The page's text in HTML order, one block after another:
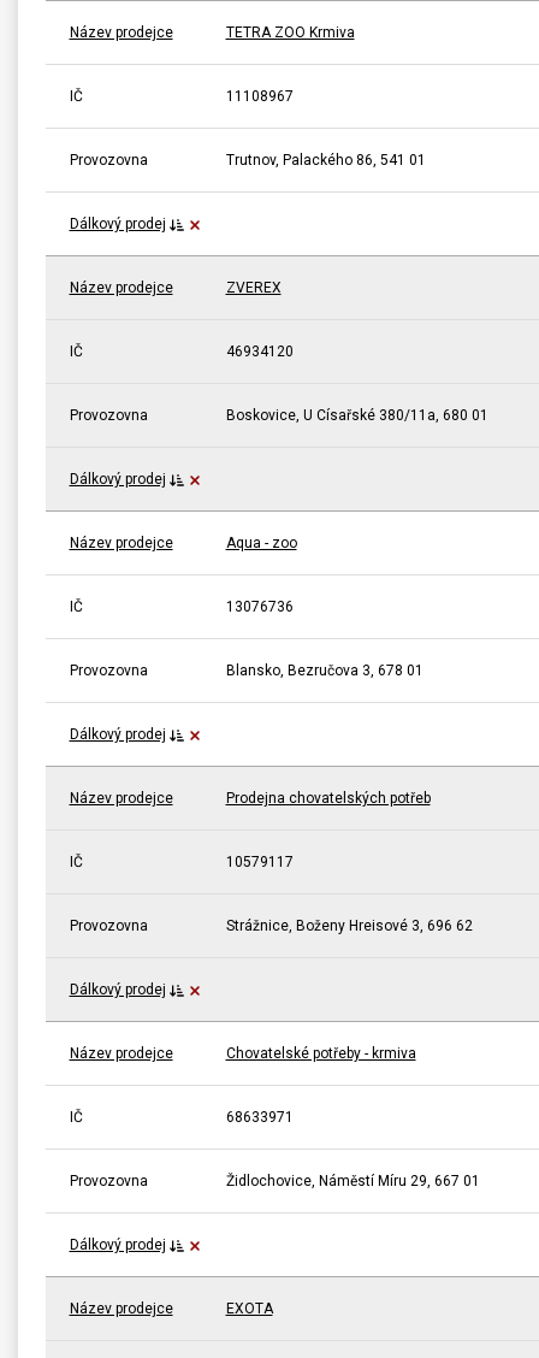
Název prodejce TETRA ZOO Krmiva
IČ 11108967
Provozovna Trutnov, Palackého 86, 541 01
Dálkový prodej
Název prodejce ZVEREX
IČ 46934120
Provozovna Boskovice, U Císařské 380/11a, 680 01
Dálkový prodej
Název prodejce Aqua - zoo
IČ 13076736
Provozovna Blansko, Bezručova 3, 678 01
Dálkový prodej
Název prodejce Prodejna chovatelských potřeb
IČ 10579117
Provozovna Strážnice, Boženy Hreisové 3, 696 62
Dálkový prodej
Název prodejce Chovatelské potřeby - krmiva
IČ 68633971
Provozovna Židlochovice, Náměstí Míru 29, 667 01
Dálkový prodej
Název prodejce EXOTA